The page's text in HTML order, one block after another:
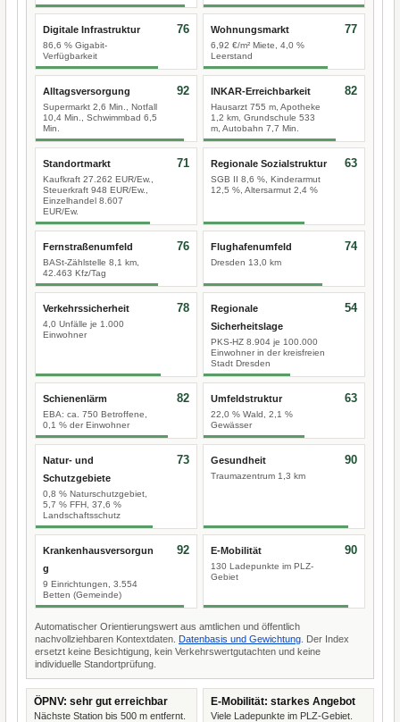
Digitale Infrastruktur
86,6 % Gigabit-
Verfügbarkeit
76 Wohnungsmarkt
6,92 €/m² Miete, 4,0 %
Leerstand
77
Alltagsversorgung
Supermarkt 2,6 Min., Notfall
10,4 Min., Schwimmbad 6,5
Min.
92 INKAR-Erreichbarkeit
Hausarzt 755 m, Apotheke
1,2 km, Grundschule 533
m, Autobahn 7,7 Min.
82
Standortmarkt
Kaufkraft 27.262 EUR/Ew.,
Steuerkraft 948 EUR/Ew.,
Einzelhandel 8.607
EUR/Ew.
71 Regionale Sozialstruktur
SGB II 8,6 %, Kinderarmut
12,5 %, Altersarmut 2,4 %
63
Fernstraßenumfeld
BASt-Zählstelle 8,1 km,
42.463 Kfz/Tag
76 Flughafenumfeld
Dresden 13,0 km
74
Verkehrssicherheit
4,0 Unfälle je 1.000
Einwohner
78
Regionale
Sicherheitslage
PKS-HZ 8.904 je 100.000
Einwohner in der kreisfreien
Stadt Dresden
54
Schienenlärm
EBA: ca. 750 Betroffene,
0,1 % der Einwohner
82 Umfeldstruktur
22,0 % Wald, 2,1 %
Gewässer
63
Natur- und
Schutzgebiete
0,8 % Naturschutzgebiet,
5,7 % FFH, 37,6 %
Landschaftsschutz
73 Gesundheit
Traumazentrum 1,3 km
90
Krankenhausversorgun
g
9 Einrichtungen, 3.554
Betten (Gemeinde)
92 E-Mobilität
130 Ladepunkte im PLZ-
Gebiet
90
Automatischer Orientierungswert aus amtlichen und öffentlich
nachvollziehbaren Kontextdaten. Datenbasis und Gewichtung . Der Index
ersetzt keine Besichtigung, kein Verkehrswertgutachten und keine
individuelle Standortprüfung.
ÖPNV: sehr gut erreichbar
Nächste Station bis 500 m entfernt.
E-Mobilität: starkes Angebot
Viele Ladepunkte im PLZ-Gebiet.